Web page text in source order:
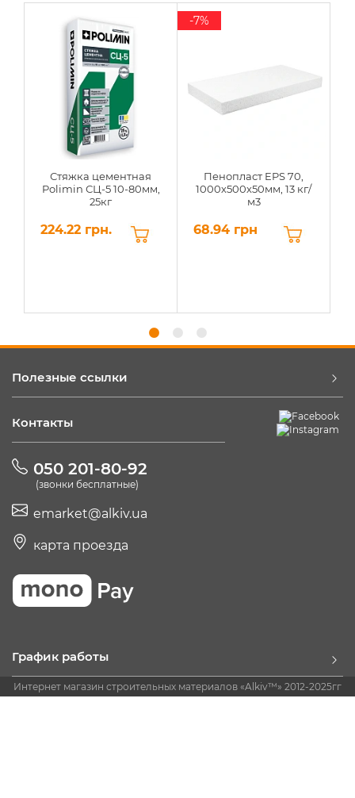
Стяжка цементная
Polimin СЦ-5 10-80мм,
25кг
224.22 грн.
Пенопласт EPS 70,
1000х500х50мм, 13 кг/
м3
68.94 грн
-7%
Полезные ссылки
Контакты
050 201-80-92
(звонки бесплатные)
emarket@alkiv.ua
карта проезда
График работы
Интернет магазин строительных материалов «Alkiv™» 2012-2025гг